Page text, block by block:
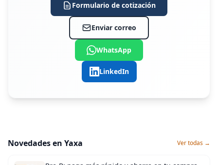
Formulario de cotización
Enviar correo
WhatsApp
LinkedIn
Novedades en Yaxa Ver todas →